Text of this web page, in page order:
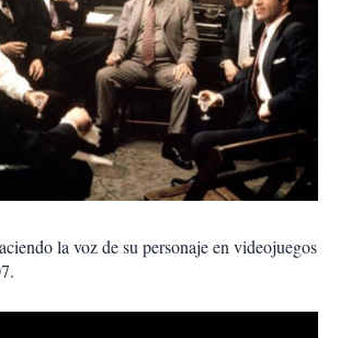
la voz de su personaje en videojuegos